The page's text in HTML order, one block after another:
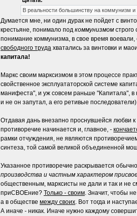
В реальности большинству на коммунизм
Думается мне, ни один дурак не пойдет с
крестьяне, понимало под коммунизмом строго
понимание коммунизма, в свое время
свободного труда хватались за винтовки и
капитала!
Маркс своим марксизмом в этом процессе
свойственное эксплуататорской системе
манифеста", и уж совсем раньше "Капитала",
и не он запутал, а его ретивые
Отдавая дань внезапно проснувшейся любви к
противоречие начинается и, главное, -
рамки отчуждения, не являются
синтеза, той самой великой объединенной
Указанное противоречие раскрывается
производства и частным характером
общественным, марксисты не дали и так и не
приСВОЕние? Только - своим. Значит, чтобы
а в обществе между своих. Вот тогда и
А иначе - никак. Иначе нужно каждому